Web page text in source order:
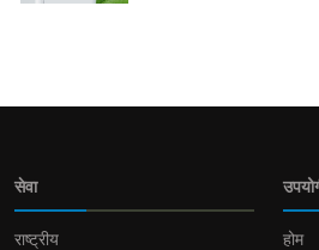
सेवा
राष्ट्रीय होम